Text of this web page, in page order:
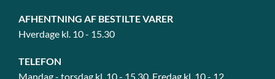
AFHENTNING AF BESTILTE VARER
Hverdage kl. 10 - 15.30
TELEFON
Mandag - torsdag kl. 10 - 15.30, Fredag kl. 10 - 12